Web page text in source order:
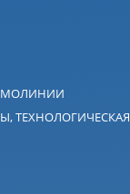
ТЕХНОЛОГИЧЕСКАЯ